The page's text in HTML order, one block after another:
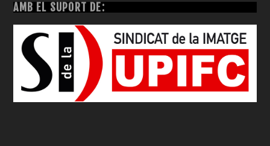
AMB EL SUPORT DE: